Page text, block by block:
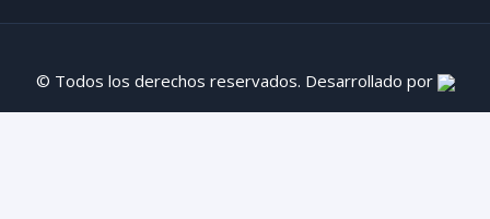
© Todos los derechos reservados. Desarrollado por